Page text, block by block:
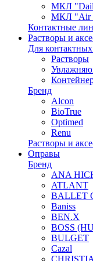
МКЛ
МКЛ "Air
Контактные
Растворы и
Для
Растворы
Бренд
Alcon
BioTrue
Optimed
Renu
Растворы и
Оправы
Бренд
ANA
ATLANT
BALLET
Baniss
BEN.X
BOSS
BULGET
Cazal